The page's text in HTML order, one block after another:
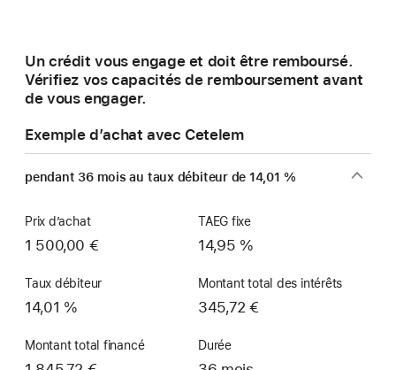
fenêtre)
Un crédit vous engage et doit être remboursé.
Vérifiez vos capacités de remboursement avant
de vous engager.
Exemple d’achat avec Cetelem
pendant 36 mois au taux débiteur de 14,01 %
Prix d’achat
1 500,00 €
TAEG fixe
14,95 %
Taux débiteur
14,01 %
Montant total des intérêts
345,72 €
Montant total financé Durée